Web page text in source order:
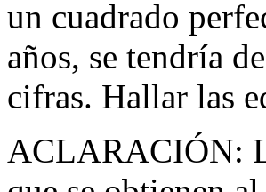
un cuadrado
años, se tendría
cifras. Hallar las
ACLARACIÓN: